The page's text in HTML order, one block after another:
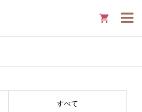

すべて